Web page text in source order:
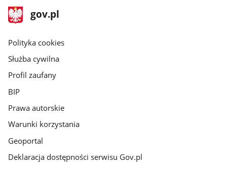
stopka
gov.pl
Strona
gov.pl
gov.pl
Polityka cookies
Służba cywilna
Profil zaufany
BIP
Prawa autorskie
Warunki korzystania
Geoportal
Deklaracja dostępności serwisu Gov.pl